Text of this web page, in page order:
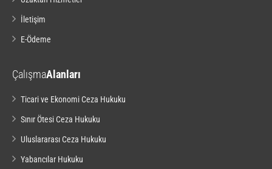
İletişim
E-Ödeme
ÇalışmaAlanları
Ticari ve Ekonomi Ceza Hukuku
Sınır Ötesi Ceza Hukuku
Uluslararası Ceza Hukuku
Yabancılar Hukuku